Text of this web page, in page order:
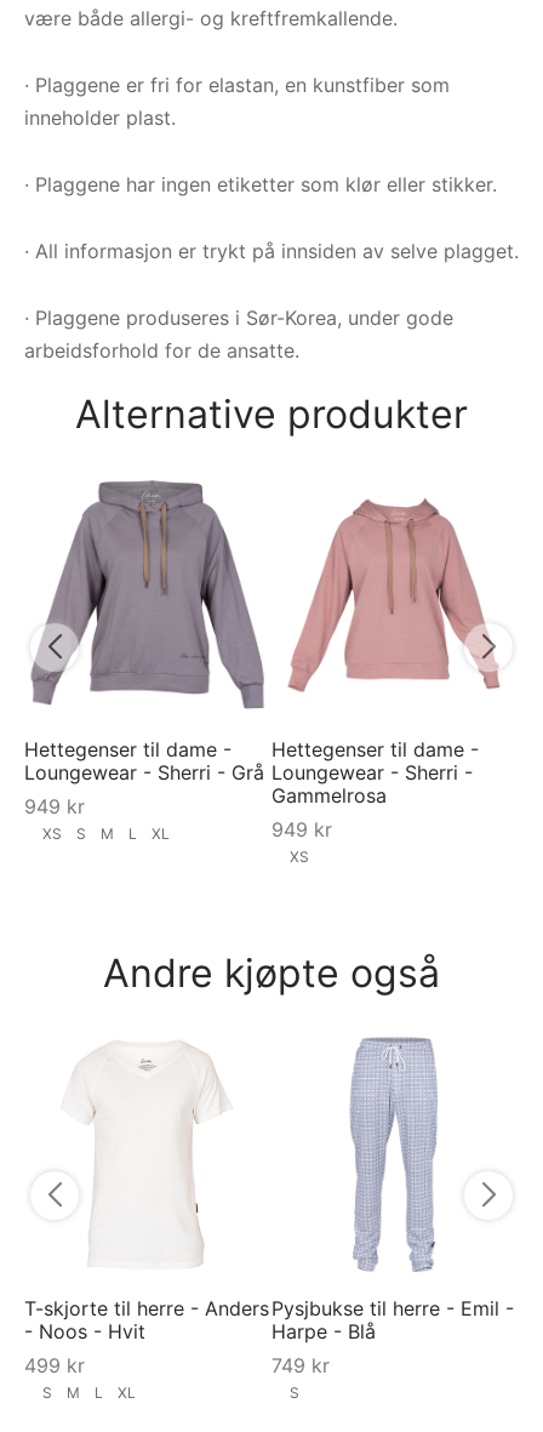
være både allergi- og kreftfremkallende.
· Plaggene er fri for elastan, en kunstfiber som
inneholder plast.
· Plaggene har ingen etiketter som klør eller stikker.
· All informasjon er trykt på innsiden av selve plagget.
· Plaggene produseres i Sør-Korea, under gode
arbeidsforhold for de ansatte.
Alternative produkter
Hettegenser til dame -
Loungewear - Sherri - Grå
949 kr
XS S M L XL
Hettegenser til dame -
Loungewear - Sherri -
Gammelrosa
949 kr
XS
Andre kjøpte også
T-skjorte til herre - Anders
- Noos - Hvit
499 kr
S M L XL
Pysjbukse til herre - Emil -
Harpe - Blå
749 kr
S